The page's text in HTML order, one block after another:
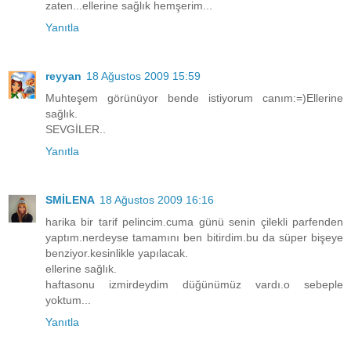
zaten...ellerine sağlık hemşerim...
Yanıtla
reyyan 18 Ağustos 2009 15:59
Muhteşem görünüyor bende istiyorum canım:=)Ellerine
sağlık.
SEVGİLER..
Yanıtla
SMİLENA 18 Ağustos 2009 16:16
harika bir tarif pelincim.cuma günü senin çilekli parfenden
yaptım.nerdeyse tamamını ben bitirdim.bu da süper bişeye
benziyor.kesinlikle yapılacak.
ellerine sağlık.
haftasonu izmirdeydim düğünümüz vardı.o sebeple
yoktum...
Yanıtla